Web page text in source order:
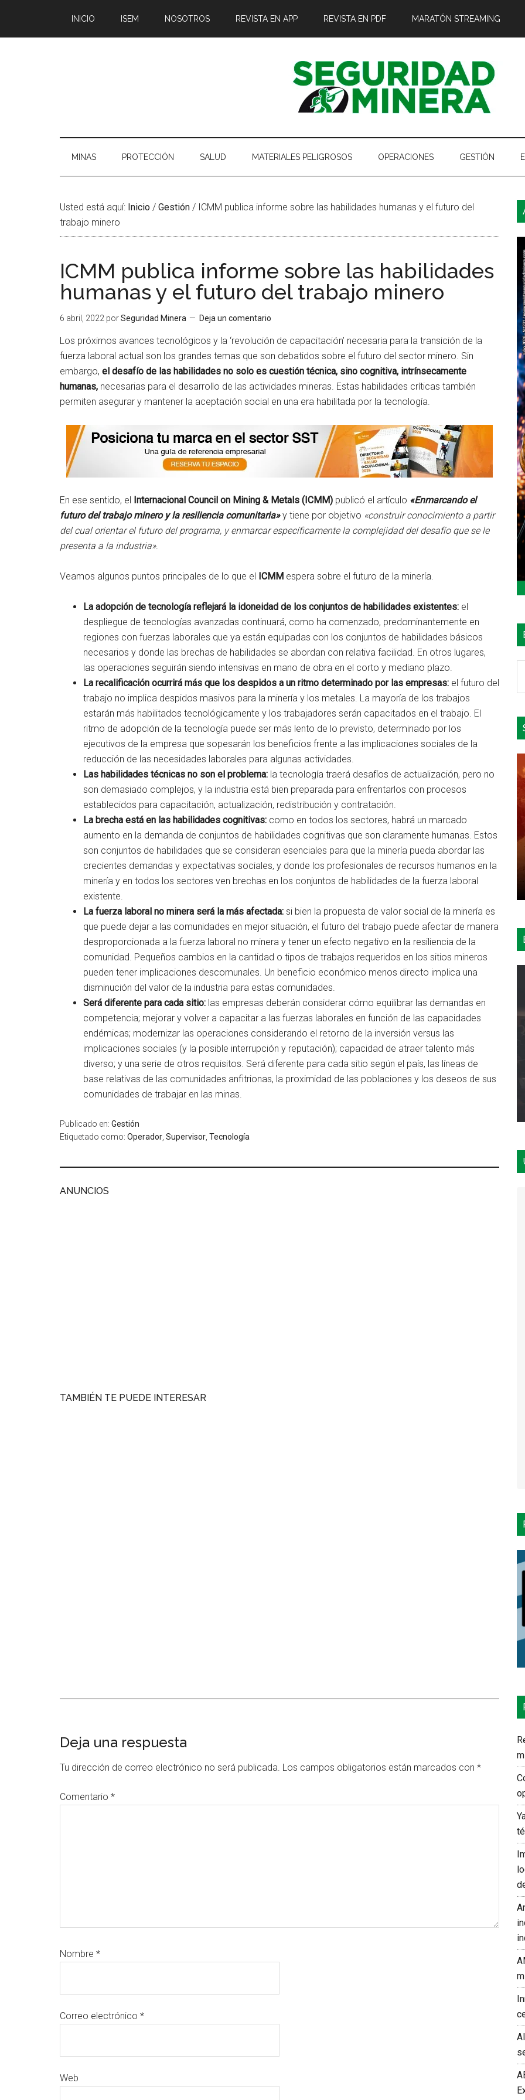
contenido
secondary
la
pie
INICIO ISEM NOSOTROS REVISTA EN APP REVISTA EN PDF MARATÓN STREAMING
MINAS PROTECCIÓN SALUD MATERIALES PELIGROSOS OPERACIONES GESTIÓN
Usted está aquí: Inicio / Gestión / ICMM publica informe sobre las habilidades humanas y el futuro del
trabajo minero
ICMM publica informe sobre las habilidades
humanas y el futuro del trabajo minero
6 abril, 2022 porSeguridad Minera Deja un comentario
Los próximos avances tecnológicos y la ‘revolución de capacitación’ necesaria para la transición de la
fuerza laboral actual son los grandes temas que son debatidos sobre el futuro del sector minero. Sin
embargo, el desafío de las habilidades no solo es cuestión técnica, sino cognitiva, intrínsecamente
humanas, necesarias para el desarrollo de las actividades mineras. Estas habilidades críticas también
permiten asegurar y mantener la aceptación social en una era habilitada por la tecnología.
En ese sentido, el Internacional Council on Mining & Metals (ICMM) publicó el artículo «Enmarcando el
futuro del trabajo minero y la resiliencia comunitaria» y tiene por objetivo «construir conocimiento a partir
del cual orientar el futuro del programa, y enmarcar específicamente la complejidad del desafío que se le
presenta a la industria».
Veamos algunos puntos principales de lo que el ICMM espera sobre el futuro de la minería.
La adopción de tecnología reflejará la idoneidad de los conjuntos de habilidades existentes: el
despliegue de tecnologías avanzadas continuará, como ha comenzado, predominantemente en
regiones con fuerzas laborales que ya están equipadas con los conjuntos de habilidades básicos
necesarios y donde las brechas de habilidades se abordan con relativa facilidad. En otros lugares,
las operaciones seguirán siendo intensivas en mano de obra en el corto y mediano plazo.
La recalificación ocurrirá más que los despidos a un ritmo determinado por las empresas: el futuro del
trabajo no implica despidos masivos para la minería y los metales. La mayoría de los trabajos
estarán más habilitados tecnológicamente y los trabajadores serán capacitados en el trabajo. El
ritmo de adopción de la tecnología puede ser más lento de lo previsto, determinado por los
ejecutivos de la empresa que sopesarán los beneficios frente a las implicaciones sociales de la
reducción de las necesidades laborales para algunas actividades.
Las habilidades técnicas no son el problema: la tecnología traerá desafíos de actualización, pero no
son demasiado complejos, y la industria está bien preparada para enfrentarlos con procesos
establecidos para capacitación, actualización, redistribución y contratación.
La brecha está en las habilidades cognitivas: como en todos los sectores, habrá un marcado
aumento en la demanda de conjuntos de habilidades cognitivas que son claramente humanas. Estos
son conjuntos de habilidades que se consideran esenciales para que la minería pueda abordar las
crecientes demandas y expectativas sociales, y donde los profesionales de recursos humanos en la
minería y en todos los sectores ven brechas en los conjuntos de habilidades de la fuerza laboral
existente.
La fuerza laboral no minera será la más afectada: si bien la propuesta de valor social de la minería es
que puede dejar a las comunidades en mejor situación, el futuro del trabajo puede afectar de manera
desproporcionada a la fuerza laboral no minera y tener un efecto negativo en la resiliencia de la
comunidad. Pequeños cambios en la cantidad o tipos de trabajos requeridos en los sitios mineros
pueden tener implicaciones descomunales. Un beneficio económico menos directo implica una
disminución del valor de la industria para estas comunidades.
Será diferente para cada sitio: las empresas deberán considerar cómo equilibrar las demandas en
competencia; mejorar y volver a capacitar a las fuerzas laborales en función de las capacidades
endémicas; modernizar las operaciones considerando el retorno de la inversión versus las
implicaciones sociales (y la posible interrupción y reputación); capacidad de atraer talento más
diverso; y una serie de otros requisitos. Será diferente para cada sitio según el país, las líneas de
base relativas de las comunidades anfitrionas, la proximidad de las poblaciones y los deseos de sus
comunidades de trabajar en las minas.
Publicado en: Gestión
Etiquetado como: Operador Supervisor Tecnología
ANUNCIOS
TAMBIÉN TE PUEDE INTERESAR
Interacciones
con
lectores
Deja una respuesta
Tu dirección de correo electrónico no será publicada. Los campos obligatorios están marcados con *
Comentario *
Nombre *
Correo electrónico *
Web